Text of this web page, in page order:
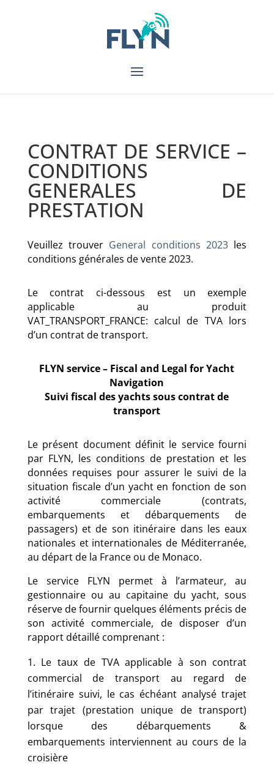
CONTRAT DE SERVICE –
CONDITIONS
GENERALES DE
PRESTATION
Veuillez trouver General conditions 2023 les
conditions générales de vente 2023.
Le contrat ci-dessous est un exemple
applicable au produit
VAT_TRANSPORT_FRANCE: calcul de TVA lors
d’un contrat de transport.
FLYN service – Fiscal and Legal for Yacht
Navigation
Suivi fiscal des yachts sous contrat de
transport
Le présent document définit le service fourni
par FLYN, les conditions de prestation et les
données requises pour assurer le suivi de la
situation fiscale d’un yacht en fonction de son
activité commerciale (contrats,
embarquements et débarquements de
passagers) et de son itinéraire dans les eaux
nationales et internationales de Méditerranée,
au départ de la France ou de Monaco.
Le service FLYN permet à l’armateur, au
gestionnaire ou au capitaine du yacht, sous
réserve de fournir quelques éléments précis de
son activité commerciale, de disposer d’un
rapport détaillé comprenant :
Le taux de TVA applicable à son contrat
commercial de transport au regard de
l’itinéraire suivi, le cas échéant analysé trajet
par trajet (prestation unique de transport)
lorsque des débarquements &
embarquements interviennent au cours de la
croisière